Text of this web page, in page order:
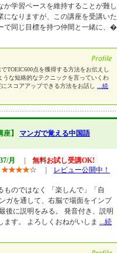
か学習ペースを維持することが難し
になりますが、この講座を受講いた
で同じ目標を持つ仲間と一緒に、�
TOEIC600点を獲得する方法をお伝えし
うな短絡的なテクニックを言っていくわ
スコアアップできる方法をお話し
...続
座】 マンガで覚える中国語
月
無料お試し受講OK!
★★★★☆ レビュー公開中！
ものではなく 「楽しんで」「自
ガを通して、右脳で場面をインプ
後に説明をみる。 発音付き、説明
す。 よろしくおねがいしま ...続